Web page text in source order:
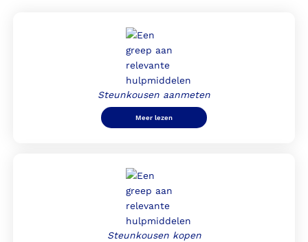
Steunkousen aanmeten
Meer lezen
Steunkousen kopen